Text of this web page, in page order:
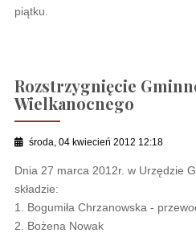
piątku.
Rozstrzygnięcie
Wielkanocnego
środa, 04 kwiecień 2012 12:18
Dnia 27 marca 2012r. w Urzędzie
składzie:
1. Bogumiła Chrzanowska -
2. Bożena Nowak